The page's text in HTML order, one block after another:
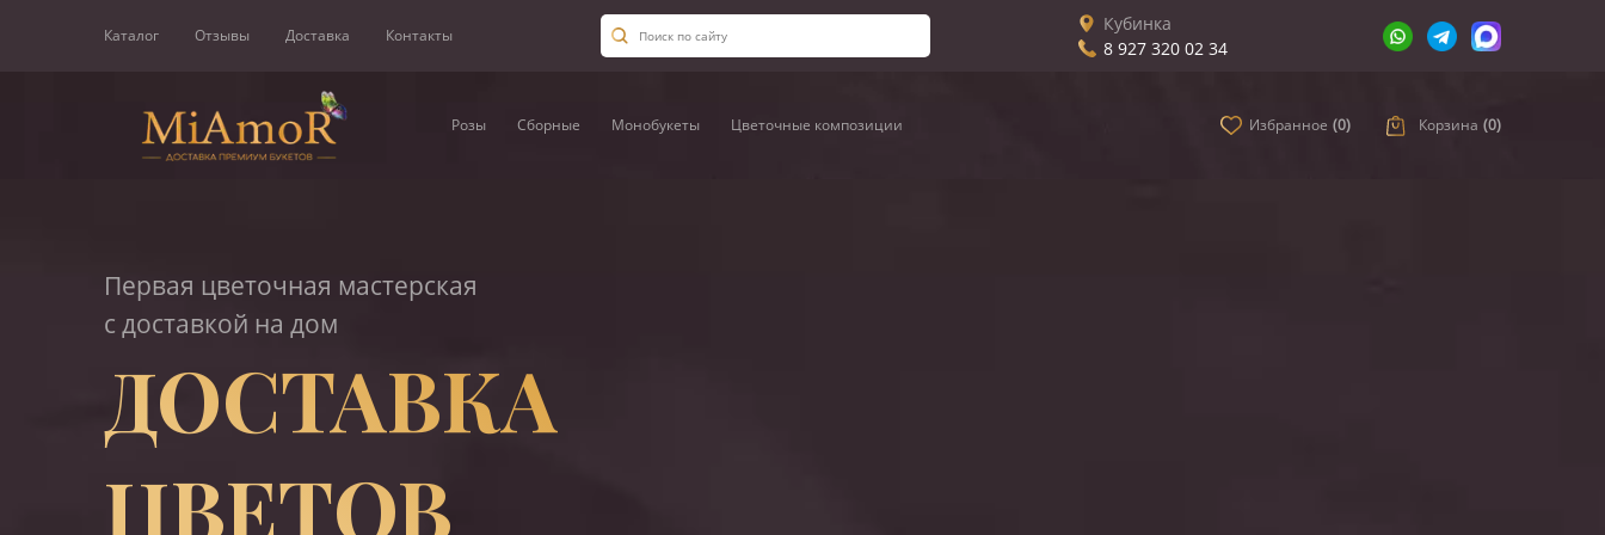
Каталог Отзывы Доставка Контакты
Кубинка
8 927 320 02 34
Розы Сборные Монобукеты Цветочные композиции Избранное (0) Корзина (0)
Первая цветочная мастерская
с доставкой на дом
ДОСТАВКА
ЦВЕТОВ